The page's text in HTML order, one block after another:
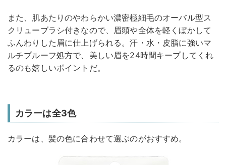
また、肌あたりのやわらかい濃密極細毛のオーバル型ス
クリューブラシ付きなので、眉頭や全体を軽くぼかして
ふんわりした眉に仕上げられる。汗・水・皮脂に強いマ
ルチプルーフ処方で、美しい眉を24時間キープしてくれ
るのも嬉しいポイントだ。
カラーは全3色
カラーは、髪の色に合わせて選ぶのがおすすめ。